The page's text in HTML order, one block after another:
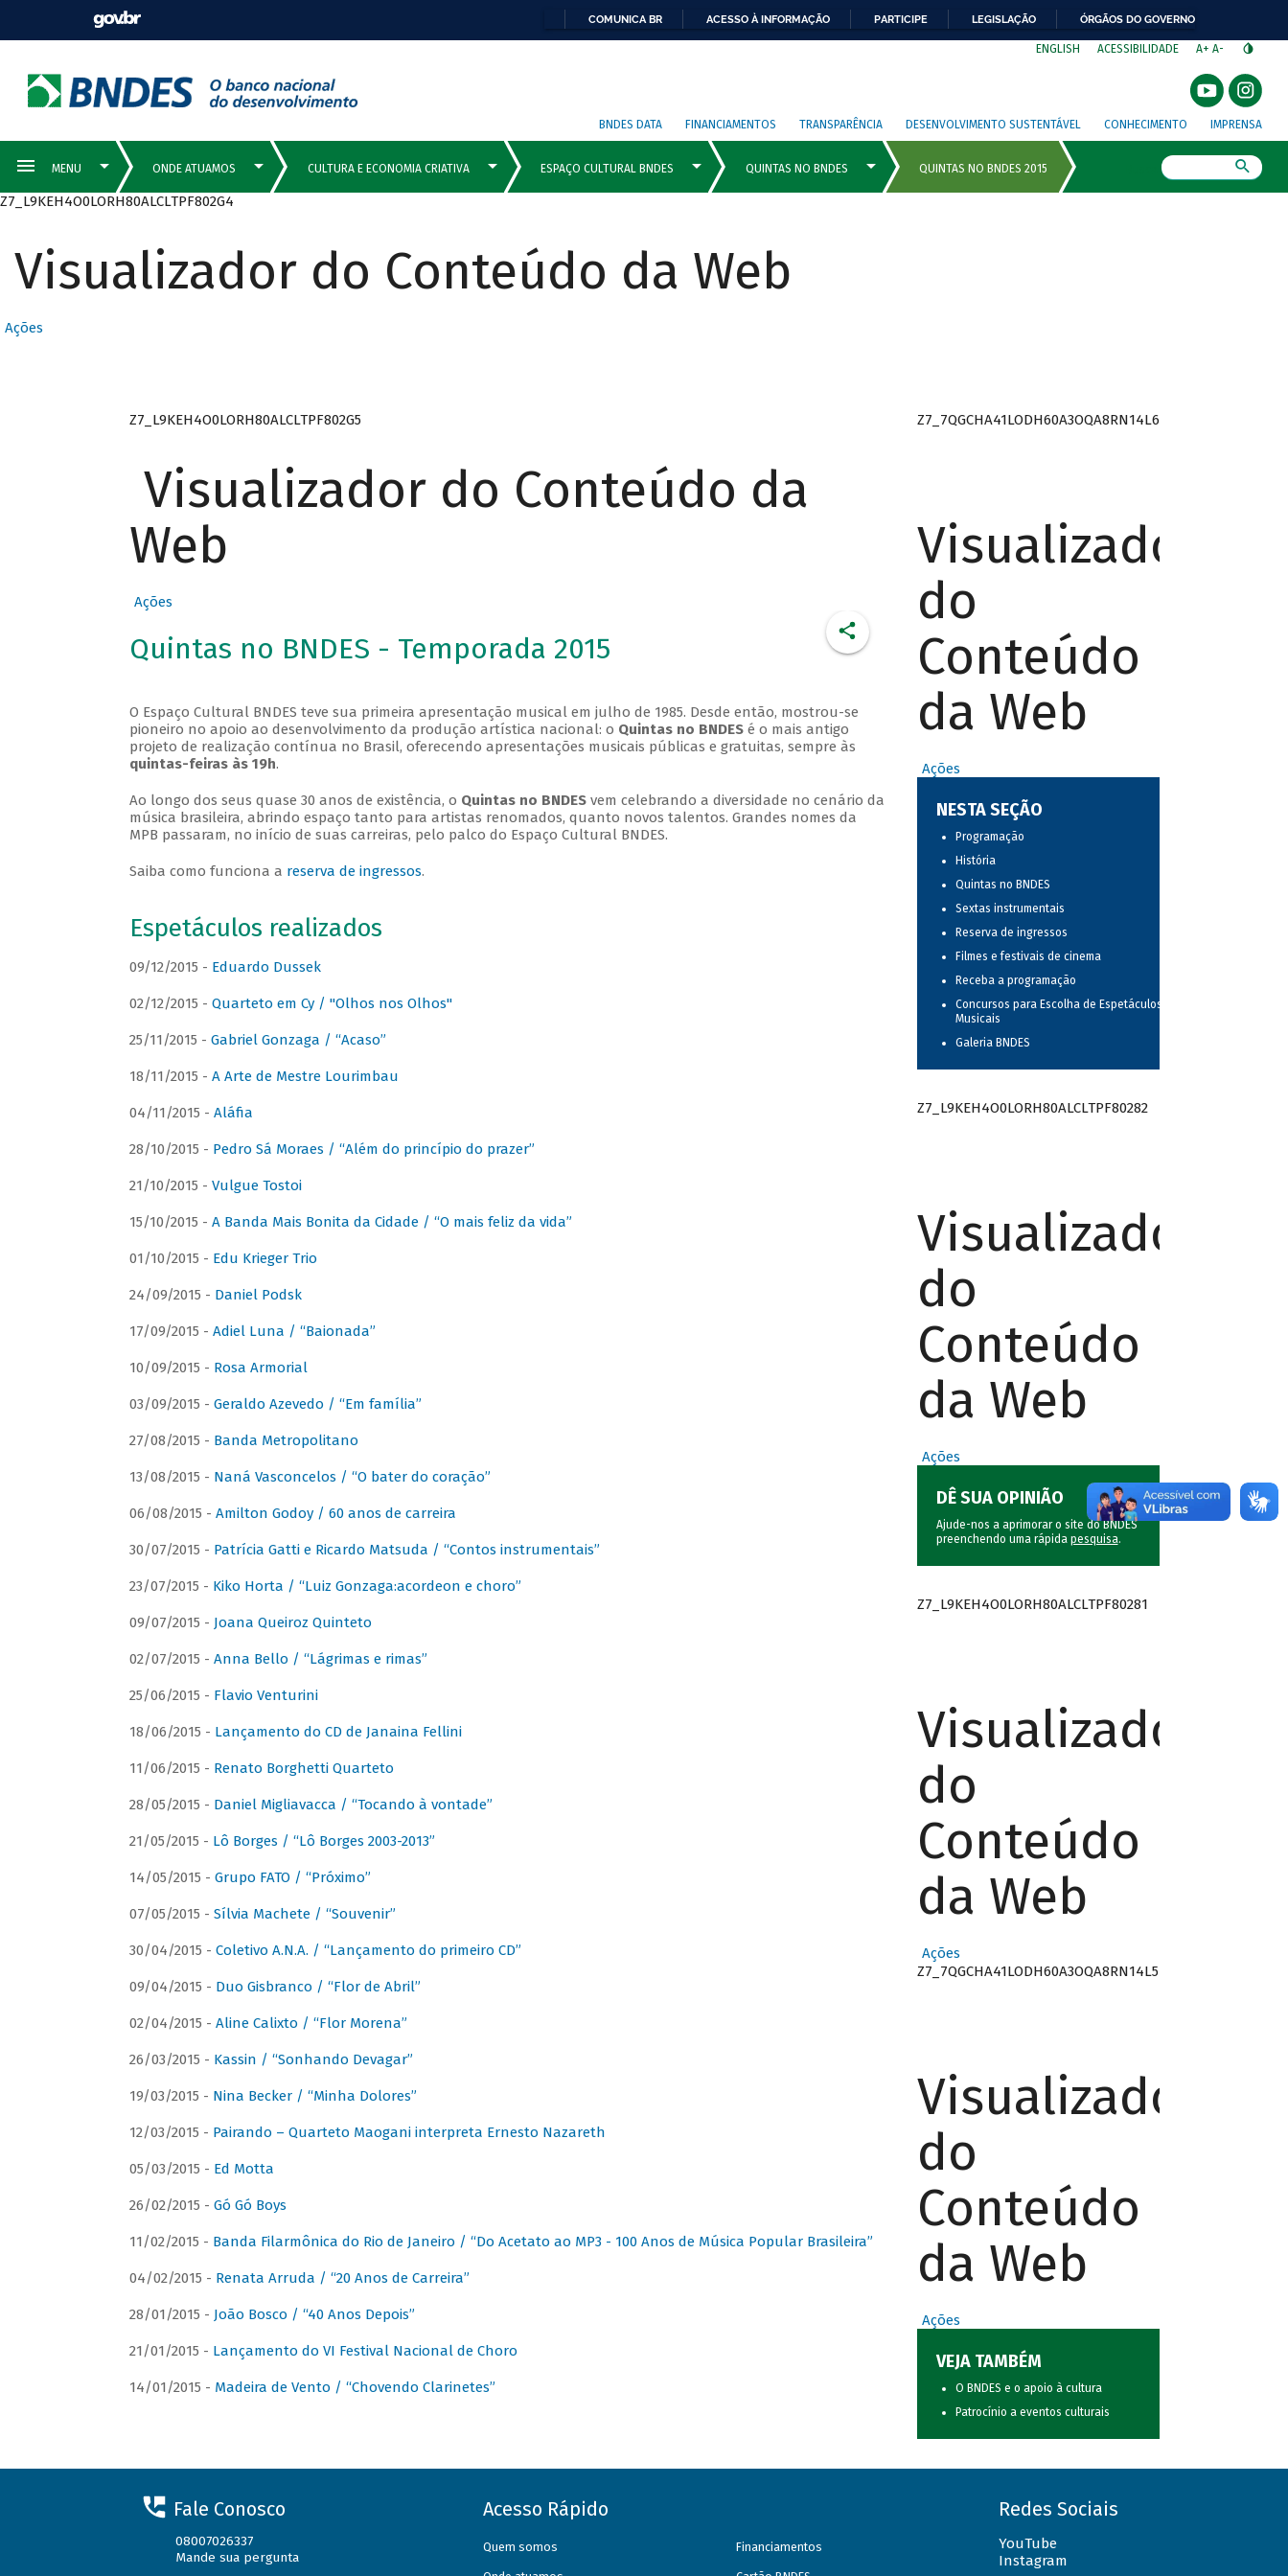
COMUNICA BR ACESSO À INFORMAÇÃO PARTICIPE LEGISLAÇÃO ÓRGÃOS DO GOVERNO
ENGLISH ACESSIBILIDADE A+ A-
BNDES DATA FINANCIAMENTOS TRANSPARÊNCIA DESENVOLVIMENTO SUSTENTÁVEL CONHECIMENTO IMPRENSA
Z7_L9KEH4O0LORH80ALCLTPF802G4
Visualizador do Conteúdo da Web
Ações
Z7_L9KEH4O0LORH80ALCLTPF802G5
Visualizador do Conteúdo da
Web
Ações
Quintas no BNDES - Temporada 2015
O Espaço Cultural BNDES teve sua primeira apresentação musical em julho de 1985. Desde então, mostrou-se
pioneiro no apoio ao desenvolvimento da produção artística nacional: o Quintas no BNDESé o mais antigo
projeto de realização contínua no Brasil, oferecendo apresentações musicais públicas e gratuitas, sempre às
quintas-feiras às 19h.
Ao longo dos seus quase 30 anos de existência, o Quintas no BNDESvem celebrando a diversidade no cenário da
música brasileira, abrindo espaço tanto para artistas renomados, quanto novos talentos. Grandes nomes da
MPB passaram, no início de suas carreiras, pelo palco do Espaço Cultural BNDES.
Saiba como funciona a reserva de ingressos.
Espetáculos realizados
09/12/2015 - Eduardo Dussek
02/12/2015 - Quarteto em Cy / "Olhos nos Olhos"
25/11/2015 - Gabriel Gonzaga / “Acaso”
18/11/2015 - A Arte de Mestre Lourimbau
04/11/2015 - Aláfia
28/10/2015 - Pedro Sá Moraes / “Além do princípio do prazer”
21/10/2015 - Vulgue Tostoi
15/10/2015 - A Banda Mais Bonita da Cidade / “O mais feliz da vida”
01/10/2015 - Edu Krieger Trio
24/09/2015 - Daniel Podsk
17/09/2015 - Adiel Luna / “Baionada”
10/09/2015 - Rosa Armorial
03/09/2015 - Geraldo Azevedo / “Em família”
27/08/2015 - Banda Metropolitano
13/08/2015 - Naná Vasconcelos / “O bater do coração”
06/08/2015 - Amilton Godoy / 60 anos de carreira
30/07/2015 - Patrícia Gatti e Ricardo Matsuda / “Contos instrumentais”
23/07/2015 - Kiko Horta / “Luiz Gonzaga:acordeon e choro”
09/07/2015 - Joana Queiroz Quinteto
02/07/2015 - Anna Bello / “Lágrimas e rimas”
25/06/2015 - Flavio Venturini
18/06/2015 - Lançamento do CD de Janaina Fellini
11/06/2015 - Renato Borghetti Quarteto
28/05/2015 - Daniel Migliavacca / “Tocando à vontade”
21/05/2015 - Lô Borges / “Lô Borges 2003-2013”
14/05/2015 - Grupo FATO / “Próximo”
07/05/2015 - Sílvia Machete / “Souvenir”
30/04/2015 - Coletivo A.N.A. / “Lançamento do primeiro CD”
09/04/2015 - Duo Gisbranco / “Flor de Abril”
02/04/2015 - Aline Calixto / “Flor Morena”
26/03/2015 - Kassin / “Sonhando Devagar”
19/03/2015 - Nina Becker / “Minha Dolores”
12/03/2015 - Pairando – Quarteto Maogani interpreta Ernesto Nazareth
05/03/2015 - Ed Motta
26/02/2015 - Gó Gó Boys
11/02/2015 - Banda Filarmônica do Rio de Janeiro / “Do Acetato ao MP3 - 100 Anos de Música Popular Brasileira”
04/02/2015 - Renata Arruda / “20 Anos de Carreira”
28/01/2015 - João Bosco / “40 Anos Depois”
21/01/2015 - Lançamento do VI Festival Nacional de Choro
14/01/2015 - Madeira de Vento / “Chovendo Clarinetes”
Z7_7QGCHA41LODH60A3OQA8RN14L6
Visualizador
do
Conteúdo
da Web
Ações
NESTA SEÇÃO
Programação
História
Quintas no BNDES
Sextas instrumentais
Reserva de ingressos
Filmes e festivais de cinema
Receba a programação
Concursos para Escolha de Espetáculos
Musicais
Galeria BNDES
Z7_L9KEH4O0LORH80ALCLTPF80282
Visualizador
do
Conteúdo
da Web
Ações
DÊ SUA OPINIÃO
Ajude-nos a aprimorar o site do BNDES
preenchendo uma rápida pesquisa.
Z7_L9KEH4O0LORH80ALCLTPF80281
Visualizador
do
Conteúdo
da Web
Ações
Z7_7QGCHA41LODH60A3OQA8RN14L5
Visualizador
do
Conteúdo
da Web
Ações
VEJA TAMBÉM
O BNDES e o apoio à cultura
Patrocínio a eventos culturais
Fale Conosco
08007026337
Mande sua pergunta
Acesso Rápido
Quem somos Financiamentos
Redes Sociais
YouTube
Instagram